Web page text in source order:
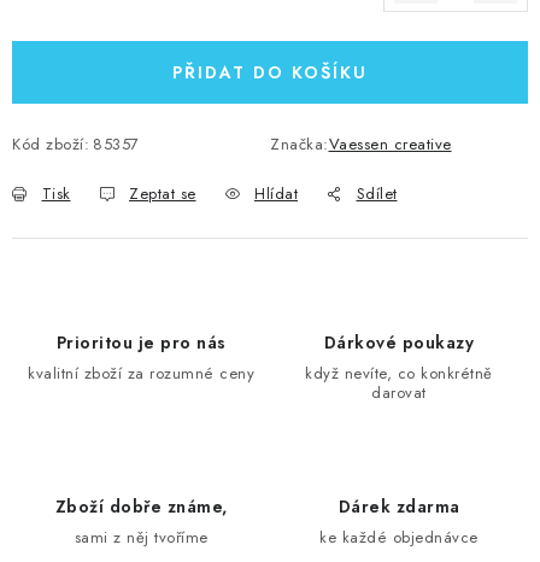
PŘIDAT DO KOŠÍKU
Kód zboží: 85357 Značka:Vaessen creative
Tisk Zeptat se Hlídat Sdílet
Prioritou je pro nás
kvalitní zboží za rozumné ceny
Dárkové poukazy
když nevíte, co konkrétně
darovat
Zboží dobře známe,
sami z něj tvoříme
Dárek zdarma
ke každé objednávce